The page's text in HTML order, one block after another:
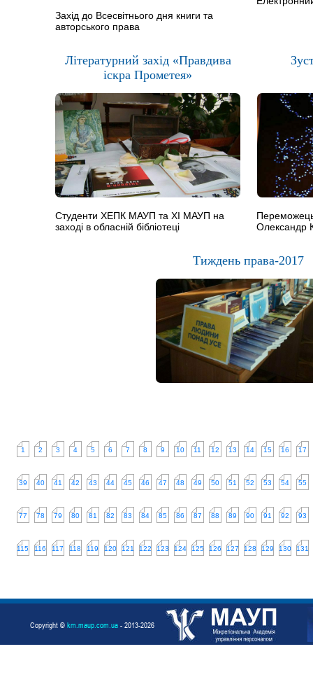
Захід до Всесвітнього дня книги та
авторського права
Літературний захід «Правдива
іскра Прометея»
Студенти ХЕПК МАУП та ХІ МАУП на
заході в обласній бібліотеці
Олександр
Тиждень права-2017
1 2 3 4 5 6 7 8 9 10 11 12 13 14 15 16 17
39 40 41 42 43 44 45 46 47 48 49 50 51 52 53 54 55
77 78 79 80 81 82 83 84 85 86 87 88 89 90 91 92 93
115 116 117 118 119 120 121 122 123 124 125 126 127 128 129 130 131
Copyright © km.maup.com.ua - 2013-2026